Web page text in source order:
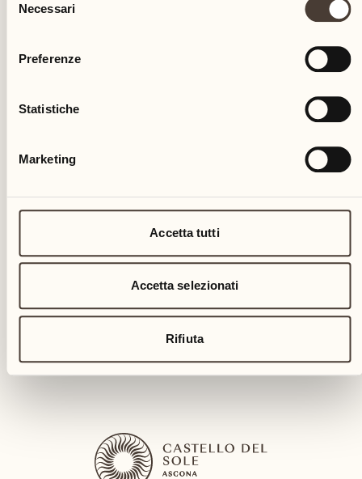
delNecessari
Preferenze
Statistiche
Marketing
Accetta tutti
Accetta selezionati
Rifiuta